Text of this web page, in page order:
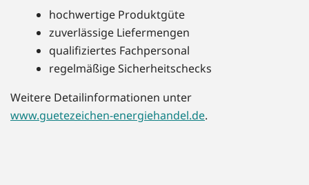
hochwertige Produktgüte
zuverlässige Liefermengen
qualifiziertes Fachpersonal
regelmäßige Sicherheitschecks
Weitere Detailinformationen unter
www.guetezeichen-energiehandel.de.